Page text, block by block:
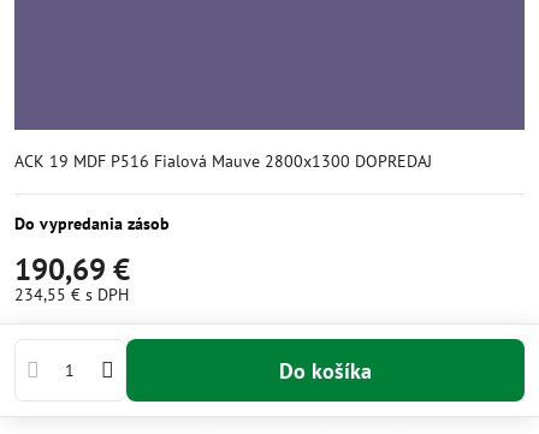
ACK 19 MDF P516 Fialová Mauve 2800x1300 DOPREDAJ
Do vypredania zásob
190,69 €
234,55 € s DPH
Do košíka